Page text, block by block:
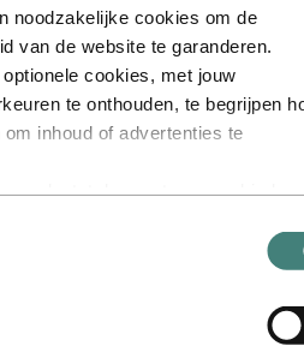
noodzakelijke cookies om de
van de website te garanderen.
cookies, met jouw
te onthouden, te begrijpen
inhoud of advertenties te
kunnen informatie die zij via jouw
verzamelen, combineren met
van hun diensten. De derde